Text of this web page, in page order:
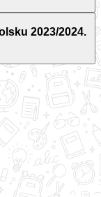
2023/2024.